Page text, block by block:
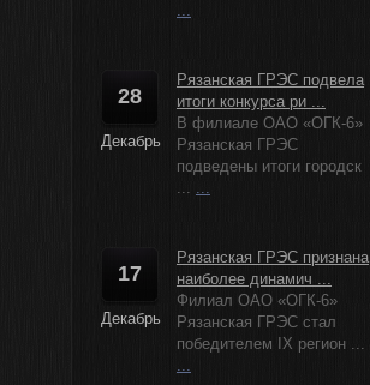
...
28
Декабрь
Рязанская ГРЭС подвела
итоги конкурса ри ...
В филиале ОАО «ОГК-6»
Рязанская ГРЭС
подведены итоги городск
... ...
17
Декабрь
Рязанская ГРЭС признана
наиболее динамич ...
Филиал ОАО «ОГК-6»
Рязанская ГРЭС стал
победителем IX регион ...
...